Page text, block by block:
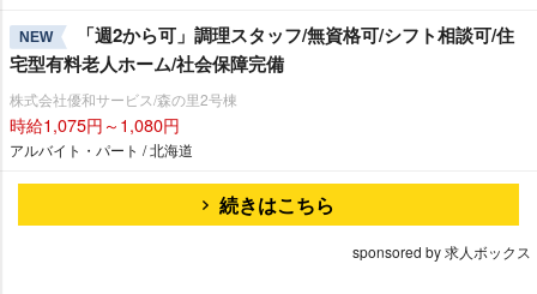
NEW
「週2から可」調理スタッフ/無資格可/シフト相談可/住
宅型有料老人ホーム/社会保障完備
株式会社優和サービス/森の里2号棟
時給1,075円～1,080円
アルバイト・パート / 北海道
続きはこちら
sponsored by 求人ボックス